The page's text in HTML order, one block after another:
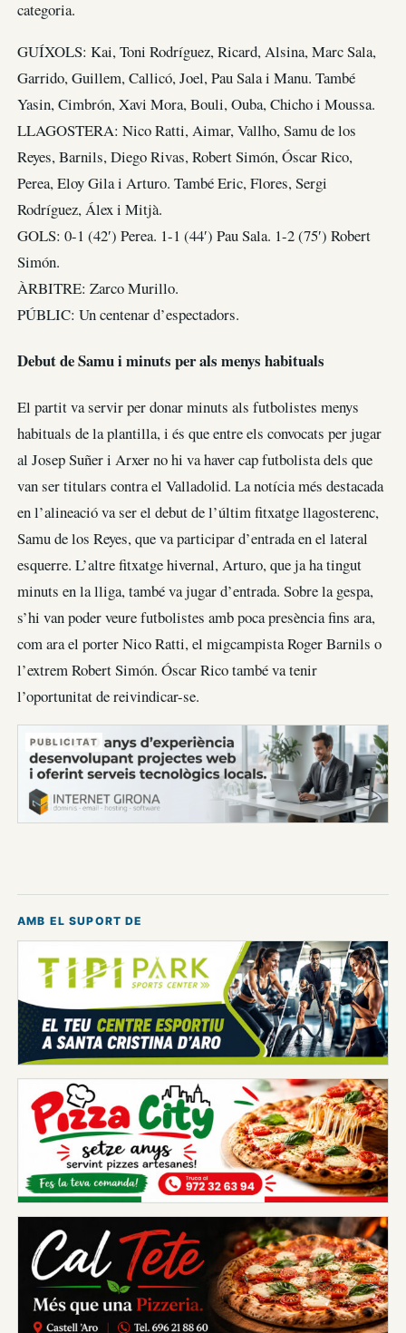
categoria.
GUÍXOLS: Kai, Toni Rodríguez, Ricard, Alsina, Marc Sala,
Garrido, Guillem, Callicó, Joel, Pau Sala i Manu. També
Yasin, Cimbrón, Xavi Mora, Bouli, Ouba, Chicho i Moussa.
LLAGOSTERA: Nico Ratti, Aimar, Vallho, Samu de los
Reyes, Barnils, Diego Rivas, Robert Simón, Óscar Rico,
Perea, Eloy Gila i Arturo. També Eric, Flores, Sergi
Rodríguez, Álex i Mitjà.
GOLS: 0-1 (42′) Perea. 1-1 (44′) Pau Sala. 1-2 (75′) Robert
Simón.
ÀRBITRE: Zarco Murillo.
PÚBLIC: Un centenar d’espectadors.
Debut de Samu i minuts per als menys habituals
El partit va servir per donar minuts als futbolistes menys
habituals de la plantilla, i és que entre els convocats per jugar
al Josep Suñer i Arxer no hi va haver cap futbolista dels que
van ser titulars contra el Valladolid. La notícia més destacada
en l’alineació va ser el debut de l’últim fitxatge llagosterenc,
Samu de los Reyes, que va participar d’entrada en el lateral
esquerre. L’altre fitxatge hivernal, Arturo, que ja ha tingut
minuts en la lliga, també va jugar d’entrada. Sobre la gespa,
s’hi van poder veure futbolistes amb poca presència fins ara,
com ara el porter Nico Ratti, el migcampista Roger Barnils o
l’extrem Robert Simón. Óscar Rico també va tenir
l’oportunitat de reivindicar-se.
PUBLICITAT
AMB EL SUPORT DE